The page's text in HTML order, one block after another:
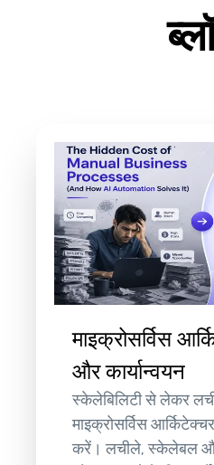
माइक्रोसर्विस
और कार्यान्वयन
स्केलेबिलिटी से लेकर
माइक्रोसर्विस
करें। लचीले, स्केलेबल